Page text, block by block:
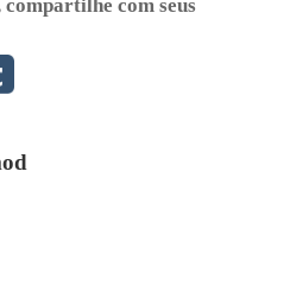
único adorado por milhões
Hari", tal como qualquer
movimento parado popular!
de movimento parado
compartilhe com seus